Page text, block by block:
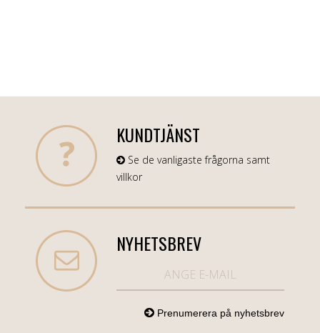
KUNDTJÄNST
Se de vanligaste frågorna samt
villkor
NYHETSBREV